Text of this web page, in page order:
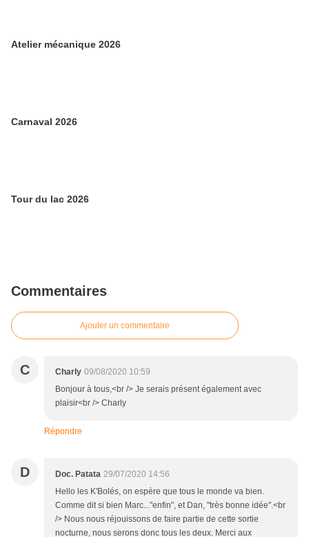
Atelier mécanique 2026
Carnaval 2026
Tour du lac 2026
Commentaires
Ajouter un commentaire
C Charly 09/08/2020 10:59
Bonjour à tous,<br /> Je serais présent également avec
plaisir<br /> Charly
Répondre
D Doc. Patata 29/07/2020 14:56
Hello les K'Bolés, on espère que tous le monde va bien.
Comme dit si bien Marc..."enfin", et Dan, "très bonne idée".<br
/> Nous nous réjouissons de faire partie de cette sortie
nocturne, nous serons donc tous les deux. Merci aux